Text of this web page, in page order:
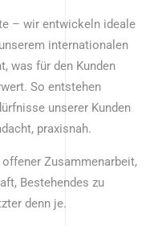
– wir entwickeln ideale
internationalen
was für den Kunden
So entstehen
unserer Kunden
praxisnah.
Zusammenarbeit,
Bestehendes zu
denn je.